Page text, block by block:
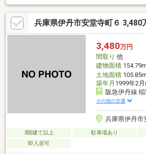
徒歩2分笹原中学校 徒歩9分
兵庫県伊丹市安堂寺町６ 3,480
3,480万円
間取り 他
建物面積154.79m
土地面積105.85m
築年月 1999年2
阪急伊丹線
その他の交通
兵庫県伊丹市
3階建て以上 駐車場あり
即入居可